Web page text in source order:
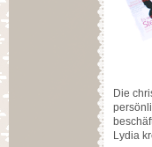
Die
Lydia